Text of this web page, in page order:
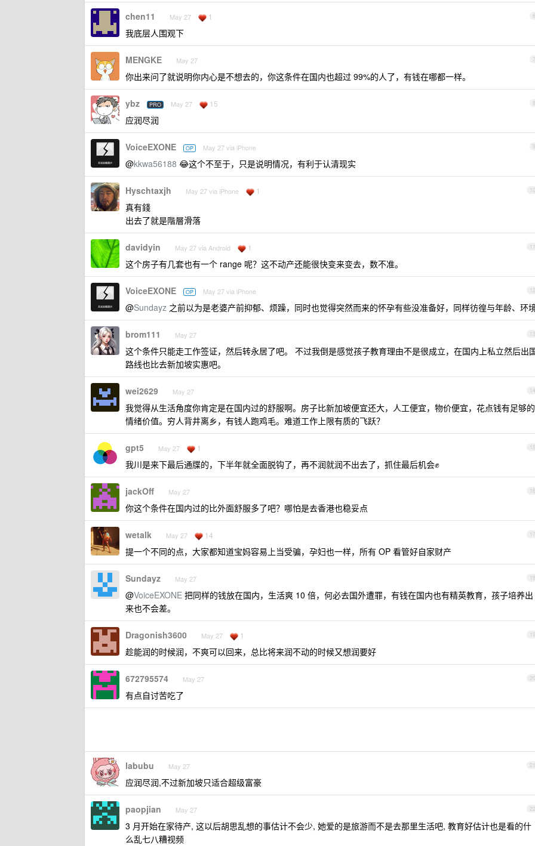
6
chen11 May 27 1
我底层人围观下
7
MENGKE May 27
你出来问了就说明你内心是不想去的，你这条件在国内也超过 99%的人了，有钱在哪都一样。
8
ybz PRO May 27 15
应润尽润
9
VoiceEXONE OP May 27 via iPhone
@kkwa56188 😂这个不至于，只是说明情况，有利于认清现实
10
Hyschtaxjh May 27 via iPhone 1
真有錢
出去了就是階層滑落
11
davidyin May 27 via Android 1
这个房子有几套也有一个 range 呢？这不动产还能很快变来变去，数不准。
12
VoiceEXONE OP May 27 via iPhone
@Sundayz 之前以为是老婆产前抑郁、烦躁，同时也觉得突然而来的怀孕有些没准备好，同样彷徨与年龄、环
13
brom111 May 27
这个条件只能走工作签证，然后转永居了吧。 不过我倒是感觉孩子教育理由不是很成立，在国内上私立然后出
路线也比去新加坡实惠吧。
14
wei2629 May 27
我觉得从生活角度你肯定是在国内过的舒服啊。房子比新加坡便宜还大，人工便宜，物价便宜，花点钱有足够的
情绪价值。穷人背井离乡，有钱人跑鸡毛。难道工作上限有质的飞跃？
15
gpt5 May 27 1
我川是来下最后通牒的，下半年就全面脱钩了，再不润就润不出去了，抓住最后机会✊
16
jackOff May 27
你这个条件在国内过的比外面舒服多了吧？哪怕是去香港也稳妥点
17
wetalk May 27 14
提一个不同的点，大家都知道宝妈容易上当受骗，孕妇也一样，所有 OP 看管好自家财产
18
Sundayz May 27
@VoiceEXONE 把同样的钱放在国内，生活爽 10 倍，何必去国外遭罪，有钱在国内也有精英教育，孩子培养出
来也不会差。
19
Dragonish3600 May 27 1
趁能润的时候润，不爽可以回来，总比将来润不动的时候又想润要好
20
672795574 May 27
有点自讨苦吃了
21
labubu May 27
应润尽润,不过新加坡只适合超级富豪
22
paopjian May 27
3 月开始在家待产, 这以后胡思乱想的事估计不会少, 她爱的是旅游而不是去那里生活吧, 教育好估计也是看的什
么乱七八糟视频